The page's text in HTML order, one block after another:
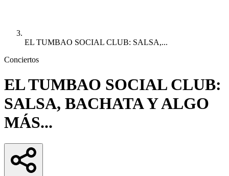
EL TUMBAO SOCIAL CLUB: SALSA,...
Conciertos
EL TUMBAO SOCIAL CLUB:
SALSA, BACHATA Y ALGO
MÁS...